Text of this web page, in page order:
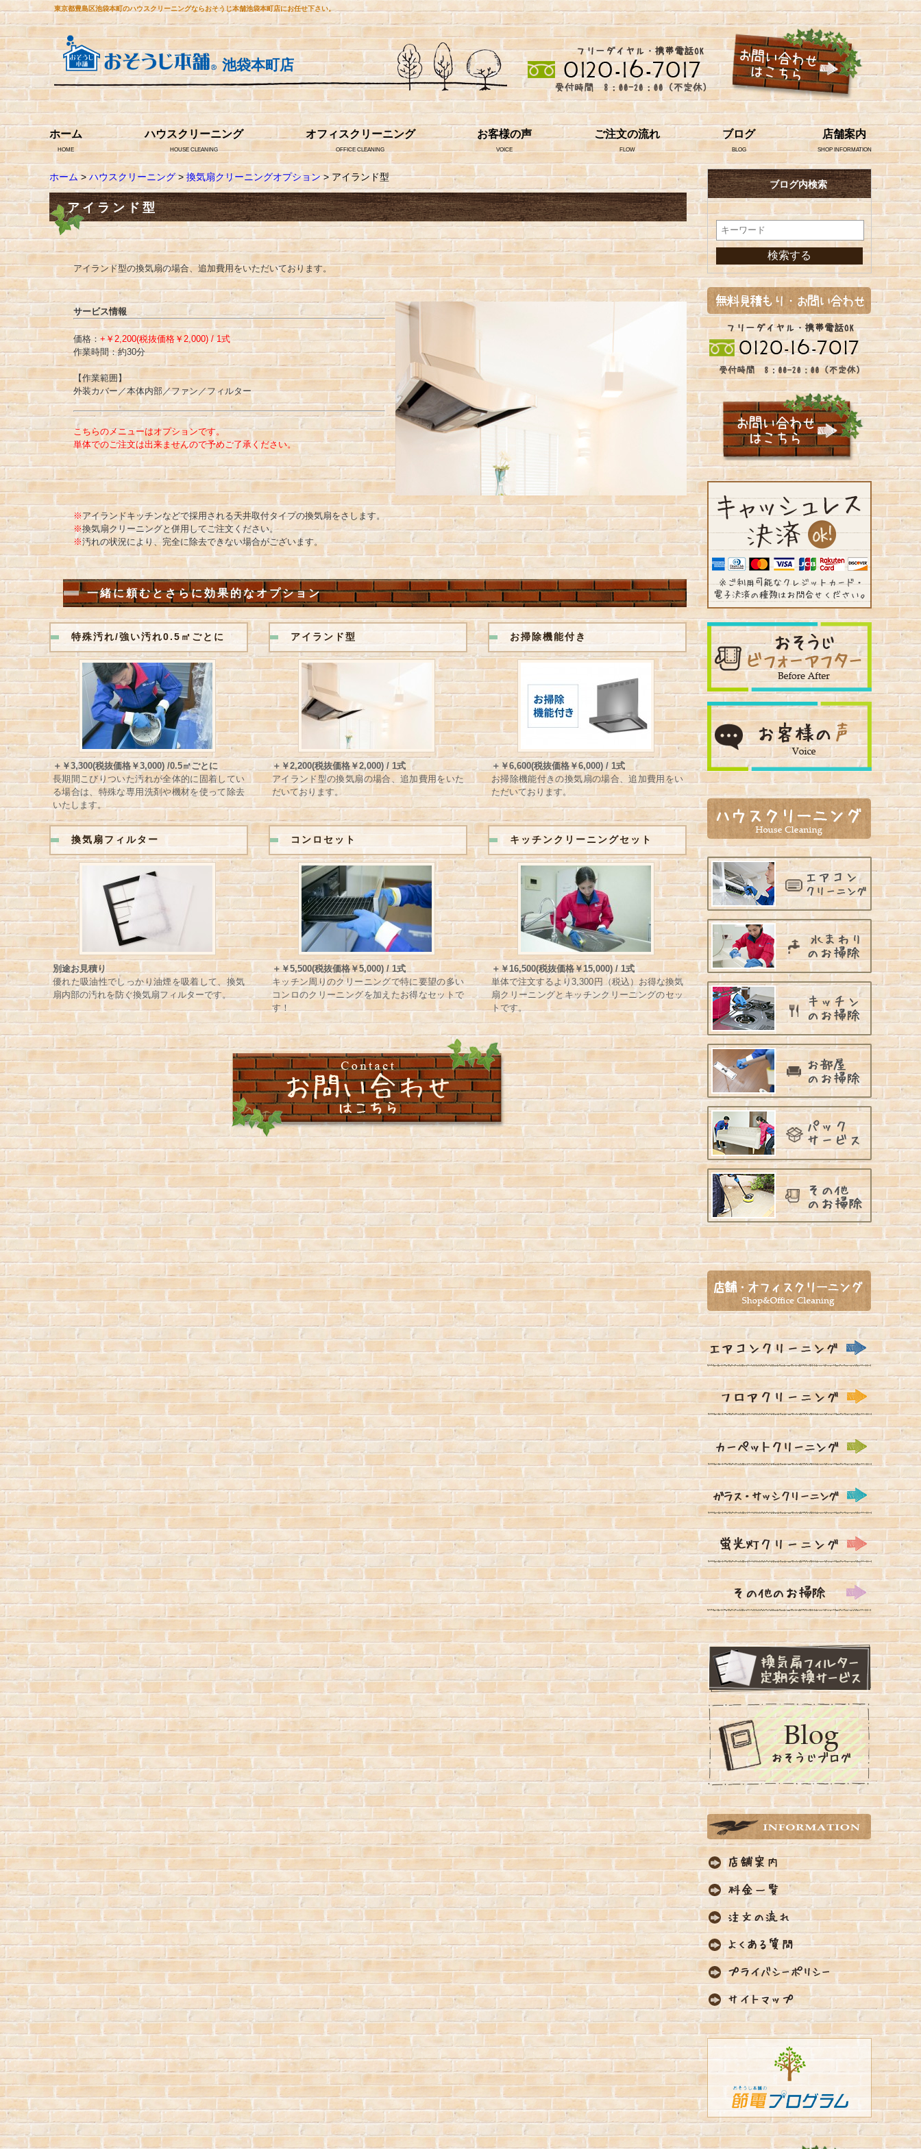
東京都豊島区池袋本町のハウスクリーニングならおそうじ本舗池袋本町店にお任せ下さい。
池袋本町店
ホーム
HOME
ハウスクリーニング
HOUSE CLEANING
オフィスクリーニング
OFFICE CLEANING
お客様の声
VOICE
ご注文の流れ
FLOW
ブログ
BLOG
店舗案内
SHOP INFORMATION
ホーム>ハウスクリーニング>換気扇クリーニングオプション> アイランド型
アイランド型
アイランド型の換気扇の場合、追加費用をいただいております。
サービス情報
価格：+￥2,200(税抜価格￥2,000) / 1式
作業時間：約30分
【作業範囲】
外装カバー／本体内部／ファン／フィルター
こちらのメニューはオプションです。
単体でのご注文は出来ませんので予めご了承ください。
※アイランドキッチンなどで採用される天井取付タイプの換気扇をさします。
※換気扇クリーニングと併用してご注文ください。
※汚れの状況により、完全に除去できない場合がございます。
一緒に頼むとさらに効果的なオプション
特殊汚れ/強い汚れ0.5㎡ごとに
＋￥3,300(税抜価格￥3,000) /0.5㎡ごとに
長期間こびりついた汚れが全体的に固着してい
る場合は、特殊な専用洗剤や機材を使って除去
いたします。
アイランド型
＋￥2,200(税抜価格￥2,000) / 1式
アイランド型の換気扇の場合、追加費用をいた
だいております。
お掃除機能付き
＋￥6,600(税抜価格￥6,000) / 1式
お掃除機能付きの換気扇の場合、追加費用をい
ただいております。
換気扇フィルター
別途お見積り
優れた吸油性でしっかり油煙を吸着して、換気
扇内部の汚れを防ぐ換気扇フィルターです。
コンロセット
＋￥5,500(税抜価格￥5,000) / 1式
キッチン周りのクリーニングで特に要望の多い
コンロのクリーニングを加えたお得なセットで
す！
キッチンクリーニングセット
＋￥16,500(税抜価格￥15,000) / 1式
単体で注文するより3,300円（税込）お得な換気
扇クリーニングとキッチンクリーニングのセッ
トです。
ブログ内検索